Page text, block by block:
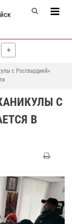
с Росгвардией»
С
В